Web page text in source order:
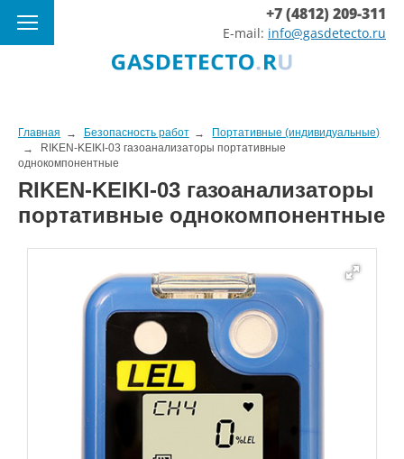
+7 (4812) 209-311
E-mail: info@gasdetecto.ru
Главная Безопасность работ
Портативные (индивидуальные)
RIKEN-KEIKI-03 газоанализаторы портативные
однокомпонентные
RIKEN-KEIKI-03 газоанализаторы
портативные однокомпонентные